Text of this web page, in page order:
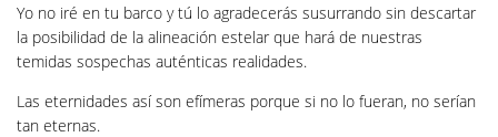
Yo no iré en tu barco y tú lo agradecerás susurrando sin descartar
la posibilidad de la alineación estelar que hará de nuestras
temidas sospechas auténticas realidades.
Las eternidades así son efímeras porque si no lo fueran, no serían
tan eternas.